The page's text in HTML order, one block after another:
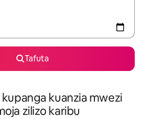
Tafuta
kuanzia mwezi
zilizo karibu